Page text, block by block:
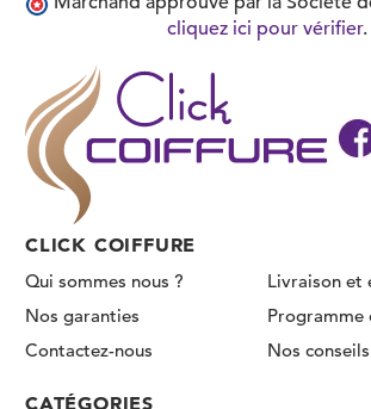
CLICK COIFFURE
Qui sommes nous ?
Livraison et
Nos garanties
Programme
Contactez-nous
Nos
CATÉGORIES
cliquez ici pour vérifier.